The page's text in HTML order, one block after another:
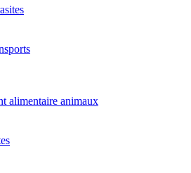
alimentaire animaux